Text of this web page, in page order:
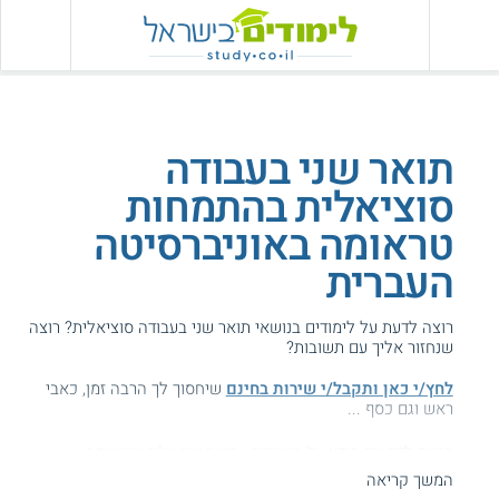
תואר שני בעבודה
סוציאלית בהתמחות
טראומה באוניברסיטה
העברית
רוצה לדעת על לימודים בנושאי תואר שני בעבודה סוציאלית? רוצה
שנחזור אליך עם תשובות?
לחץ/י כאן ותקבל/י שירות בחינם שיחסוך לך הרבה זמן, כאבי
ראש וגם כסף ...
המשך קריאה